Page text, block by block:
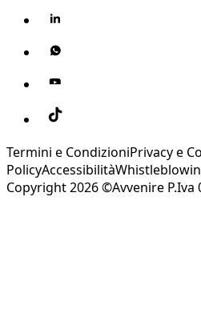
Termini e CondizioniPrivacy e
PolicyAccessibilità
Copyright 2026 ©Avvenire P.Iva